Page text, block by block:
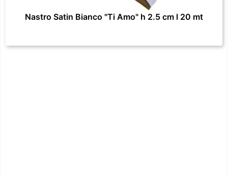
Nastro Satin Bianco "Ti Amo" h 2.5 cm l 20 mt